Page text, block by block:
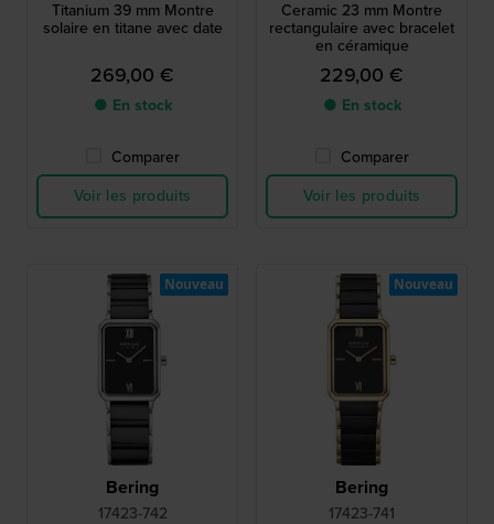
Titanium 39 mm Montre
solaire en titane avec date
269,00 €
● En stock
Comparer
Voir les produits
Ceramic 23 mm Montre
rectangulaire avec bracelet
en céramique
229,00 €
● En stock
Comparer
Voir les produits
Bering
17423-742
Nouveau
Bering
17423-741
Nouveau